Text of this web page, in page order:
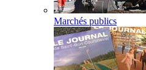
Marchés publics